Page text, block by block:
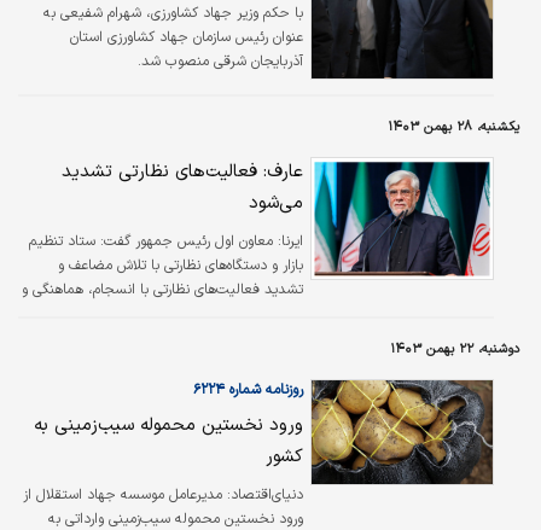
با حکم وزیر جهاد کشاورزی، شهرام شفیعی به
عنوان رئیس سازمان جهاد کشاورزی استان
آذربایجان شرقی منصوب شد.
یکشنبه، ۲۸ بهمن ۱۴۰۳
عارف: فعالیت‌های نظارتی تشدید
می‌شود
ایرنا: معاون اول رئیس جمهور گفت: ستاد تنظیم
بازار و دستگاه‌های نظارتی با تلاش مضاعف و
تشدید فعالیت‌های نظارتی با انسجام، هماهنگی و
دوشنبه، ۲۲ بهمن ۱۴۰۳
روزنامه شماره ۶۲۲۴
ورود نخستین محموله سیب‏‏‏‏‏‏‏‌زمینی به
کشور
دنیای‌اقتصاد: مدیرعامل موسسه جهاد استقلال از
ورود نخستین محموله سیب‌زمینی وارداتی به